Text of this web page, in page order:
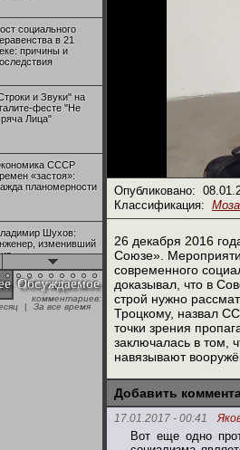
социального
в 21
причины и
и Звуки" на
фесте "Не
Лица"
СССР
«застоя»:
планомерности
Шухов:
изменивший
Коц" на
фесте "Не
Обсуждаемое
+28
Опубликовано:
Классификация:
26 декабря 2016
Союзе».
современного
доказывал, что в
строй нужно
Троцкому, назвал
точки зрения
заключалась в том,
навязывают
Добавить
17.01.2017 - 00:41
Вот еще одно